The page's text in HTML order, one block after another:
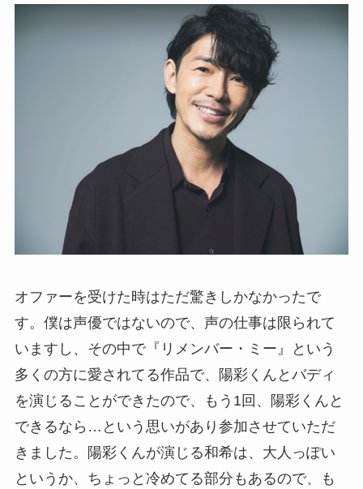
オファーを受けた時はただ驚きしかなかったで
す。僕は声優ではないので、声の仕事は限られて
いますし、その中で『リメンバー・ミー』という
多くの方に愛されてる作品で、陽彩くんとバディ
を演じることができたので、もう1回、陽彩くんと
できるなら…という思いがあり参加させていただ
きました。陽彩くんが演じる和希は、大人っぽい
というか、ちょっと冷めてる部分もあるので、も